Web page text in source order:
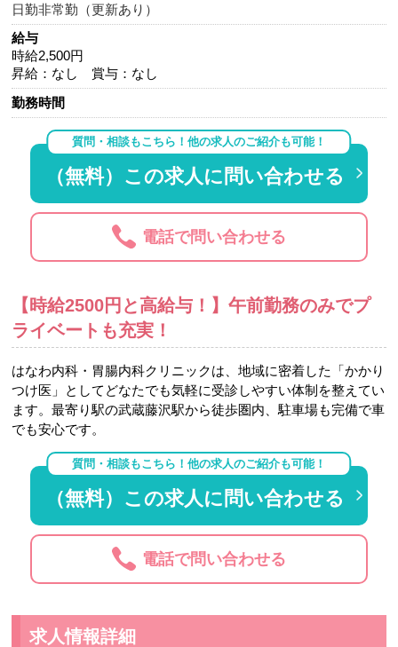
日勤非常勤（更新あり）
給与
時給2,500円
昇給：なし 賞与：なし
勤務時間
質問・相談もこちら！他の求人のご紹介も可能！
（無料）この求人に問い合わせる
電話で問い合わせる
【時給2500円と高給与！】午前勤務のみでプ
ライベートも充実！
はなわ内科・胃腸内科クリニックは、地域に密着した「かかり
つけ医」としてどなたでも気軽に受診しやすい体制を整えてい
ます。最寄り駅の武蔵藤沢駅から徒歩圏内、駐車場も完備で車
でも安心です。
質問・相談もこちら！他の求人のご紹介も可能！
（無料）この求人に問い合わせる
電話で問い合わせる
求人情報詳細